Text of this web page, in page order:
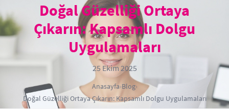
Doğal Güzelliği Ortaya
Çıkarın: Kapsamlı Dolgu
Uygulamaları
25 Ekim 2025
Anasayfa›Blog›
Doğal Güzelliği Ortaya Çıkarın: Kapsamlı Dolgu Uygulamaları